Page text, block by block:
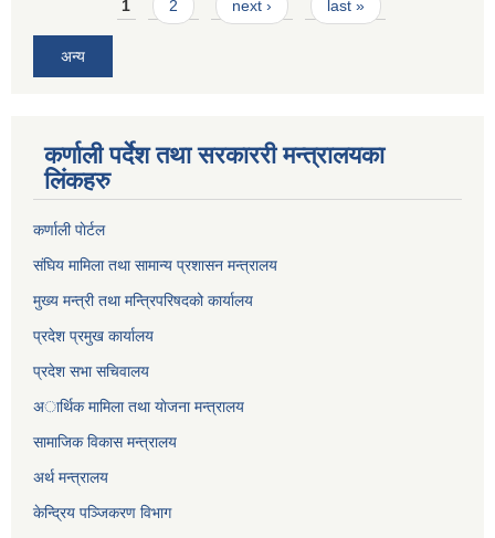
1 2 next › last »
अन्य
कर्णाली पर्देश तथा सरकाररी मन्त्रालयका
लिंकहरु
कर्णाली पाेर्टल
संघिय मामिला तथा सामान्य प्रशासन मन्त्रालय
मुख्य मन्त्री तथा मन्त्रिपरिषदको कार्यालय
प्रदेश प्रमुख कार्यालय
प्रदेश सभा सचिवालय
अार्थिक मामिला तथा याेजना मन्त्रालय
सामाजिक विकास मन्त्रालय
अर्थ मन्त्रालय
केन्द्रिय पञ्जिकरण विभाग